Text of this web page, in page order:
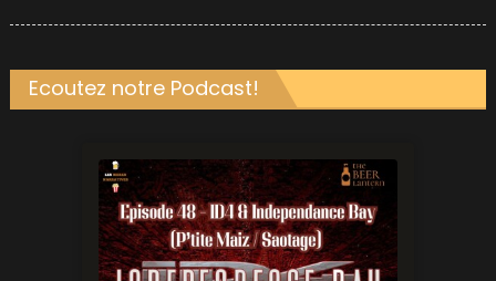
Ecoutez notre Podcast!